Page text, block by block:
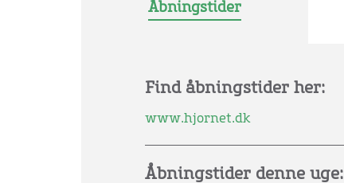
Åbningstider
Find åbningstider her:
www.hjornet.dk
Åbningstider denne uge: